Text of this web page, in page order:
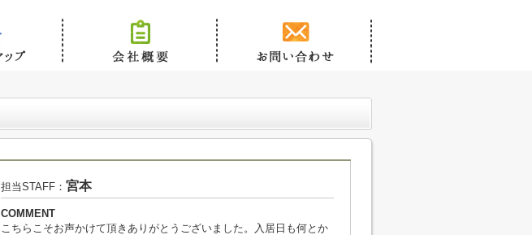
担当STAFF： 宮本
COMMENT
こちらこそお声かけて頂きありがとうございました。入居日も何とか